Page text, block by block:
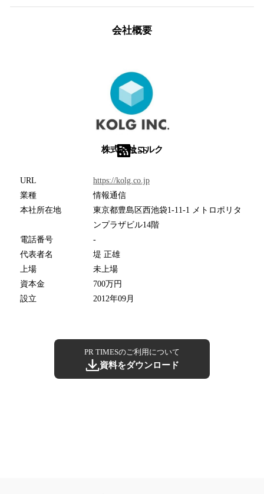
会社概要
株式会社コルク
RSS
URL
https://kolg.co.jp
業種
情報通信
本社所在地
東京都豊島区西池袋1-11-1 メトロポリタ
ンプラザビル14階
電話番号
-
代表者名
堤 正雄
上場
未上場
資本金
700万円
設立
2012年09月
PR TIMESのご利用について
資料をダウンロード